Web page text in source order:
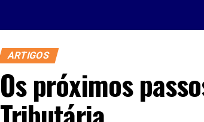
ARTIGOS
Os próximos